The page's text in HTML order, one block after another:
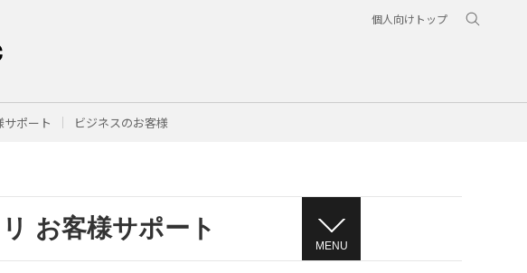
個人向けトップ
サポート ビジネスのお客様
お客様サポート
MENU